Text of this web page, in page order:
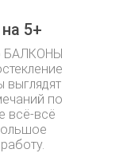
5+
БАЛКОНЫ
выглядят
по
всё-всё